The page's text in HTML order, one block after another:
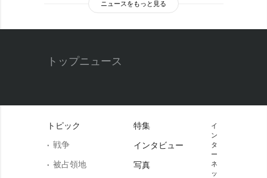
ニュースをもっと見る
トップニュース
トピック
戦争
被占領地
特集
インタビュー
写真
イ
ン
タ
ー
ネ
ッ